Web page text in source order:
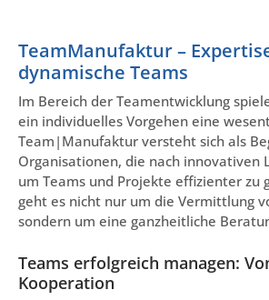
TeamManufaktur –
dynamische Teams
Im Bereich der Teamentwicklung
ein individuelles Vorgehen eine
Team|Manufaktur versteht sich als
Organisationen, die nach innovativen
um Teams und Projekte effizienter zu
geht es nicht nur um die Vermittlung
sondern um eine ganzheitliche
Teams erfolgreich managen:
Kooperation